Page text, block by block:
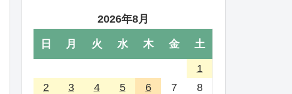
2026年8月
日 月 火 水 木 金 土
1
2
3 4 5 6 7
8